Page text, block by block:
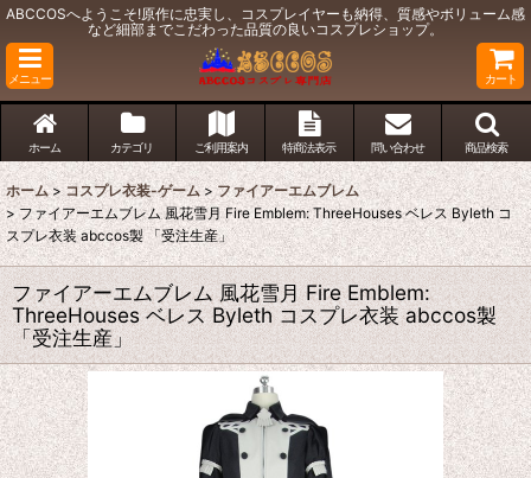
ABCCOSへようこそ!原作に忠実し、コスプレイヤーも納得、質感やボリューム感
など細部までこだわった品質の良いコスプレショップ。
メニュー カート
ホーム カテゴリ ご利用案内 特商法表示 問い合わせ 商品検索
ホーム > コスプレ衣装-ゲーム > ファイアーエムブレム
> ファイアーエムブレム 風花雪月 Fire Emblem: ThreeHouses ベレス Byleth コ
スプレ衣装 abccos製 「受注生産」
ファイアーエムブレム 風花雪月 Fire Emblem:
ThreeHouses ベレス Byleth コスプレ衣装 abccos製
「受注生産」